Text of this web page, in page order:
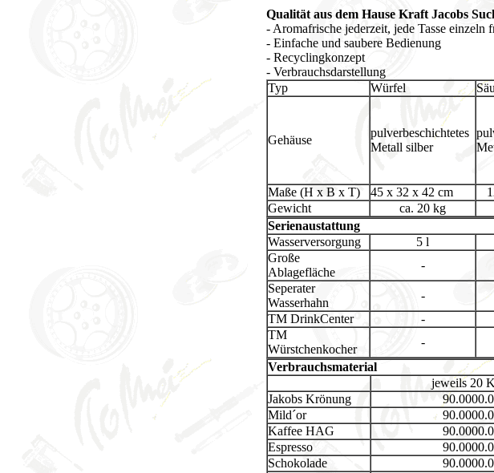
Qualität aus dem Hause Kraft Jacobs
- Aromafrische jederzeit, jede Tasse einzeln
- Einfache und saubere Bedienung
- Recyclingkonzept
- Verbrauchsdarstellung
Typ
Würfel
Gehäuse
pulverbeschichtetes
Metall silber
Maße (H x B x T)
45 x 32 x 42 cm
Gewicht
ca. 20 kg
Serienaustattung
Wasserversorgung
5 l
Große
Ablagefläche
-
Seperater
Wasserhahn
-
TM DrinkCenter
-
TM
Würstchenkocher
-
Verbrauchsmaterial
jeweils 20
Jakobs Krönung
Mild´or
Kaffee HAG
Espresso
Schokolade